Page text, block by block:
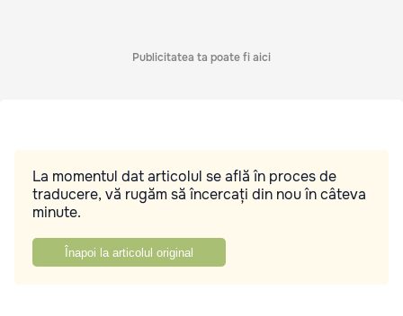
Publicitatea ta poate fi aici
La momentul dat articolul se află în proces de
traducere, vă rugăm să încercați din nou în câteva
minute.
Înapoi la articolul original